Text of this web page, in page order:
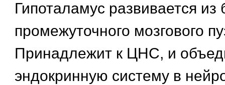
Гипоталамус развивается из
промежуточного мозгового
Принадлежит к ЦНС, и
эндокринную систему в